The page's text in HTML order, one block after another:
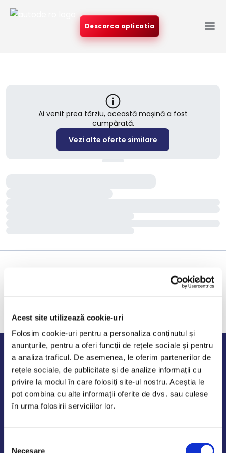
Acest site utilizează cookie-uri
Folosim cookie-uri pentru a personaliza conținutul și
anunțurile, pentru a oferi funcții de rețele sociale și pentru
a analiza traficul. De asemenea, le oferim partenerilor de
rețele sociale, de publicitate și de analize informații cu
privire la modul în care folosiți site-ul nostru. Aceștia le
pot combina cu alte informații oferite de dvs. sau culese
în urma folosirii serviciilor lor.
Necesare
Descarca aplicatia
Ai venit prea târziu, această mașină a fost
cumpărată.
Vezi alte oferte similare
Program de lucru
Luni - Vineri: 09:00-18:00
Sambata - Duminica: 10:00-14:00